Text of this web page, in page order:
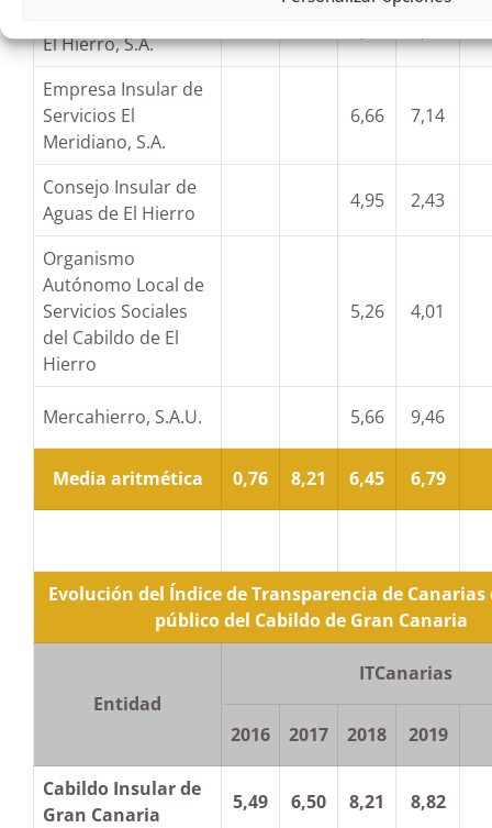
El Hierro, S.A.
Empresa Insular de
Servicios El
Meridiano, S.A.
6,66 7,14
Consejo Insular de
Aguas de El Hierro
4,95 2,43
Organismo
Autónomo Local de
Servicios Sociales
del Cabildo de El
Hierro
5,26 4,01
Mercahierro, S.A.U. 5,66 9,46
Media aritmética 0,76 8,21 6,45 6,79
Evolución del Índice de Transparencia de Canarias
público del Cabildo de Gran Canaria
Entidad
ITCanarias
2016 2017 2018 2019
Cabildo Insular de
Gran Canaria
5,49 6,50 8,21 8,82